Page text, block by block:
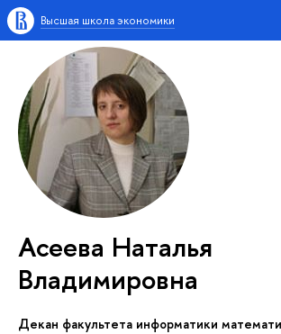
Высшая школа экономики
Асеева Наталья
Владимировна
Декан факультета информатики математики и